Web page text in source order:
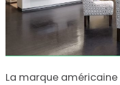
La marque américaine